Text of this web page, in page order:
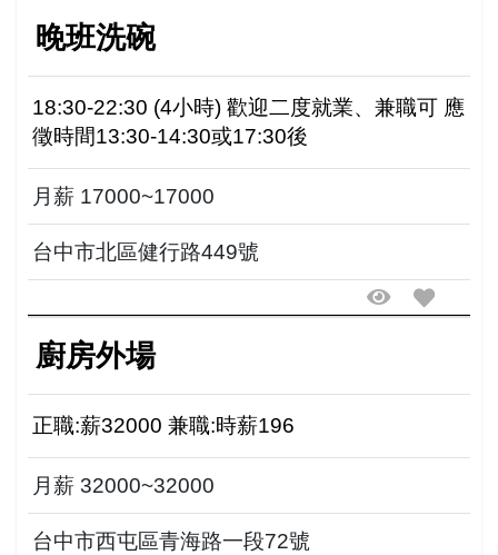
晚班洗碗
18:30-22:30 (4小時) 歡迎二度就業、兼職可 應
徵時間13:30-14:30或17:30後
月薪 17000~17000
台中市北區健行路449號
廚房外場
正職:薪32000 兼職:時薪196
月薪 32000~32000
台中市西屯區青海路一段72號